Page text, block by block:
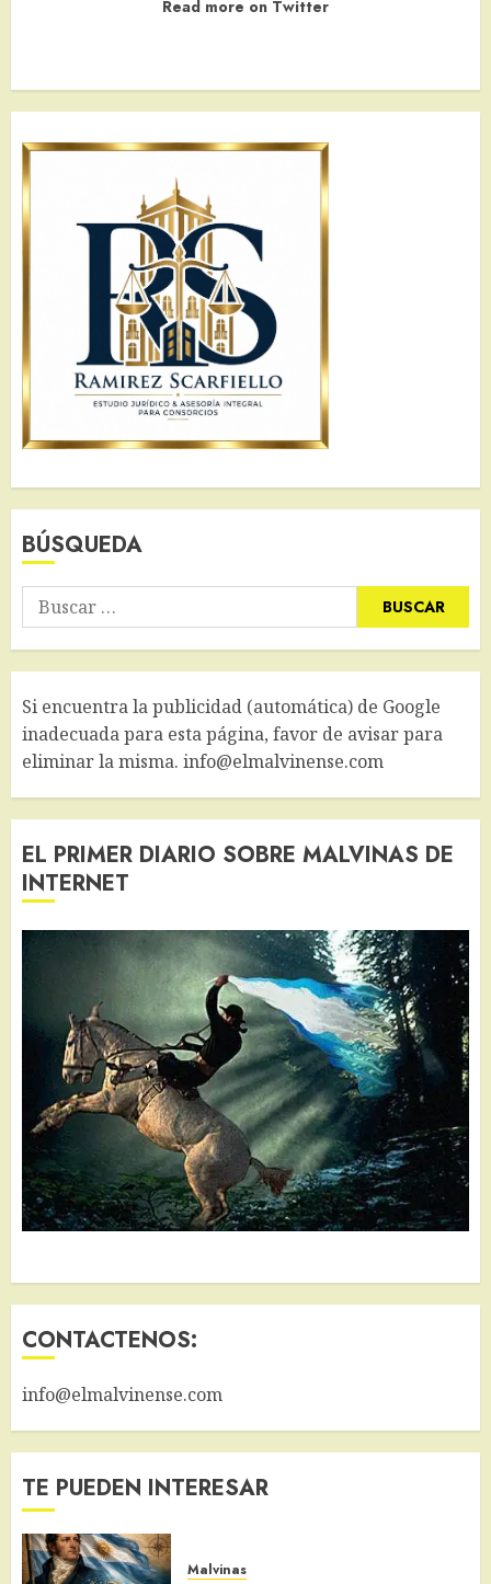
Read more on Twitter
BÚSQUEDA
Buscar:
Si encuentra la publicidad (automática) de Google
inadecuada para esta página, favor de avisar para
eliminar la misma. info@elmalvinense.com
EL PRIMER DIARIO SOBRE MALVINAS DE
INTERNET
CONTACTENOS:
info@elmalvinense.com
TE PUEDEN INTERESAR
Malvinas